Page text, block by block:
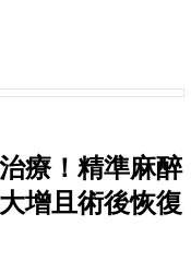
療！精準麻醉
增且術後恢復